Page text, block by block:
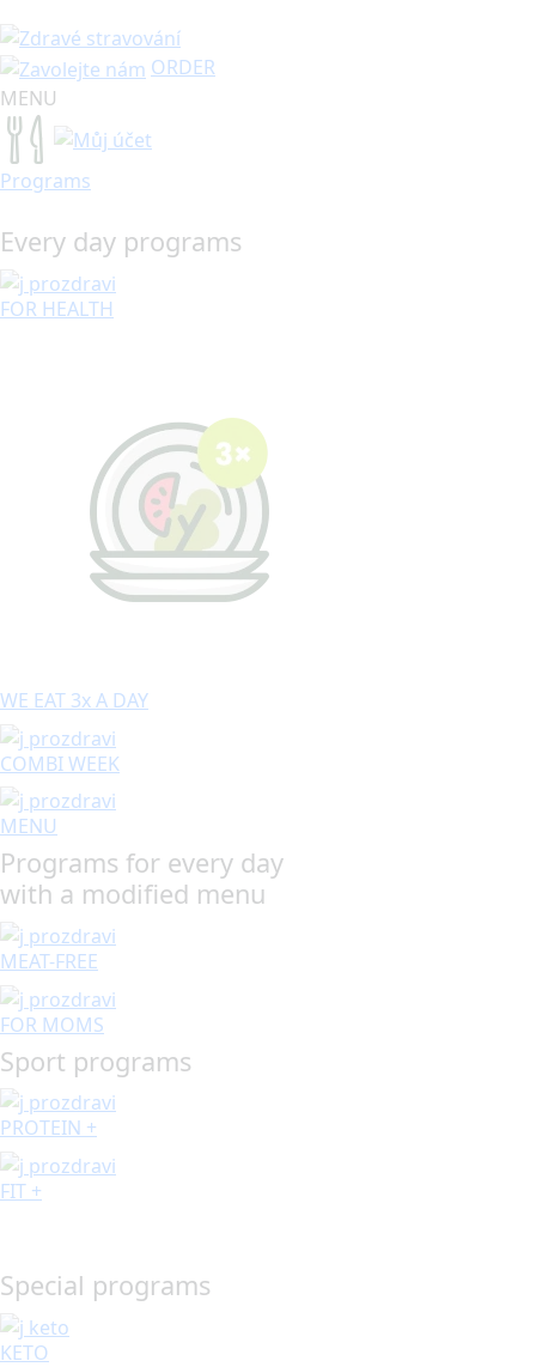
ORDER
MENU
Programs
Every day programs
FOR HEALTH
WE EAT 3x A DAY
COMBI WEEK
MENU
Programs for every day
with a modified menu
MEAT-FREE
FOR MOMS
Sport programs
PROTEIN +
FIT +
Special programs
KETO